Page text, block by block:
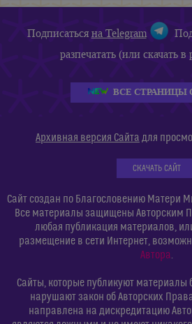
Подписатьсяна Telegram
разпечатать (или скачать
ВСЕ СТРАНИЦЫ
Архивная версия Сайта для
СКАЧАТЬ САЙТ
Сайт создан по Благословению Матери
Все материалы защищены Авторским
любая публикация материалов,
размещение в сети Интернет,
Автора.
Сайты, которые публикуют материалы
нарушают закон об Авторских
направлена на дискредитацию